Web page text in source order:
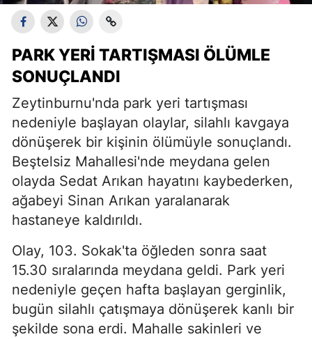
PARK YERI TARTIŞMASI ÖLÜMLE
SONUÇLANDI
Zeytinburnu'nda park yeri tartışması
nedeniyle başlayan olaylar, silahlı kavgaya
dönüşerek bir kişinin ölümüyle sonuçlandı.
Beştelsiz Mahallesi'nde meydana gelen
olayda Sedat Arıkan hayatını kaybederken,
ağabeyi Sinan Arıkan yaralanarak
hastaneye kaldırıldı.
Olay, 103. Sokak'ta öğleden sonra saat
15.30 sıralarında meydana geldi. Park yeri
nedeniyle geçen hafta başlayan gerginlik,
bugün silahlı çatışmaya dönüşerek kanlı bir
şekilde sona erdi. Mahalle sakinleri ve